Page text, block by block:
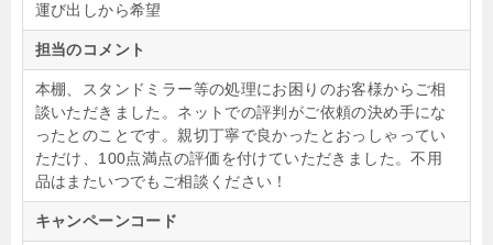
運び出しから希望
担当のコメント
本棚、スタンドミラー等の処理にお困りのお客様からご相
談いただきました。ネットでの評判がご依頼の決め手にな
ったとのことです。親切丁寧で良かったとおっしゃってい
ただけ、100点満点の評価を付けていただきました。不用
品はまたいつでもご相談ください！
キャンペーンコード